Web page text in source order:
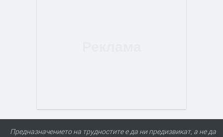
Предназначението на трудностите е да ни предизвикат, а не да